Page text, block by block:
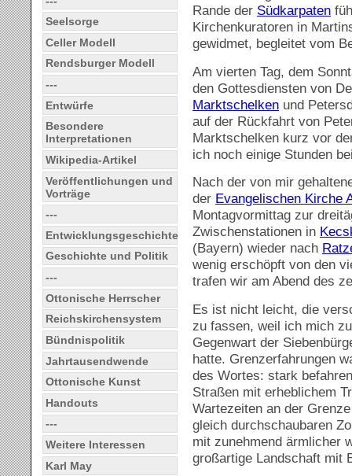
Seelsorge
Celler Modell
Rendsburger Modell
---
Entwürfe
Besondere
Interpretationen
Wikipedia-Artikel
Veröffentlichungen und
Vorträge
---
Entwicklungsgeschichte
Geschichte und Politik
---
Ottonische Herrscher
Reichskirchensystem
Bündnispolitik
Jahrtausendwende
Ottonische Kunst
Handouts
---
Weitere Interessen
Karl May
Rande der Südkarpaten
Kirchenkuratoren in
gewidmet, begleitet vom
Am vierten Tag, dem
den Gottesdiensten von
Marktschelken und
auf der Rückfahrt von
Marktschelken kurz vor
ich noch einige Stunden
Nach der von mir
der Evangelischen Kirche
Montagvormittag zur
Zwischenstationen in
(Bayern) wieder nach
wenig erschöpft von den
trafen wir am Abend des
Es ist nicht leicht, die
zu fassen, weil ich mich
Gegenwart der
hatte. Grenzerfahrungen
des Wortes: stark
Straßen mit erheblichem
Wartezeiten an der
gleich durchschaubaren
mit zunehmend ärmlicher
großartige Landschaft mit